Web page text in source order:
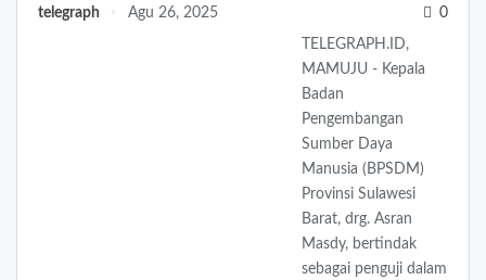
telegraph Agu 26, 2025 0
TELEGRAPH.ID,
MAMUJU - Kepala
Badan
Pengembangan
Sumber Daya
Manusia (BPSDM)
Provinsi Sulawesi
Barat, drg. Asran
Masdy, bertindak
sebagai penguji dalam